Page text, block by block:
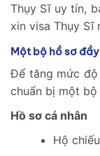
Thụy Sĩ uy tín,
xin visa Thụy Sĩ
Một bộ hồ sơ
Để tăng mức độ
chuẩn bị một
Hồ sơ cá nhân
Hộ